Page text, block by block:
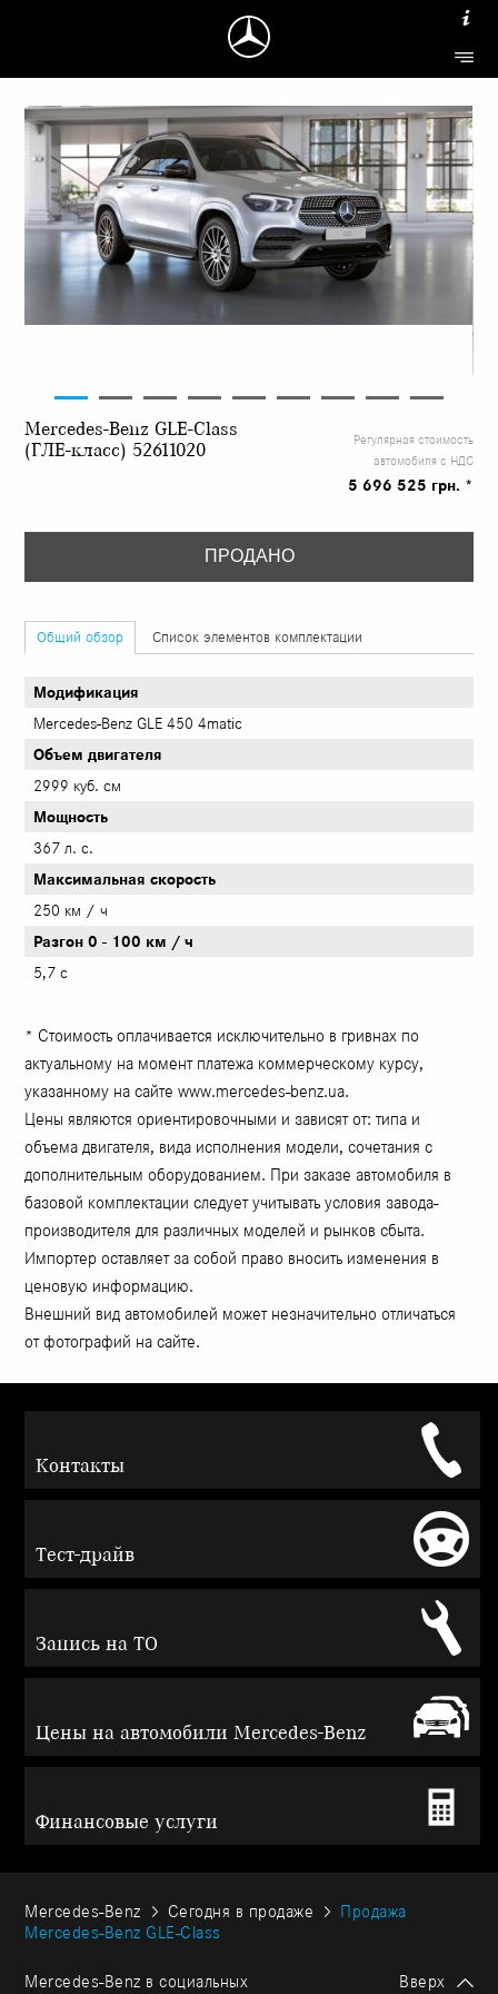
Mercedes-Benz GLE-Class
(ГЛЕ-класс) 52611020
Регулярная стоимость
автомобиля с НДС
5 696 525 грн. *
ПРОДАНО
Общий обзор Список элементов комплектации
Модификация
Mercedes-Benz GLE 450 4matic
Объем двигателя
2999 куб. см
Мощность
367 л. с.
Максимальная скорость
250 км / ч
Разгон 0 - 100 км / ч
5,7 с
* Стоимость оплачивается исключительно в гривнах по
актуальному на момент платежа коммерческому курсу,
указанному на сайте www.mercedes-benz.ua.
Цены являются ориентировочными и зависят от: типа и
объема двигателя, вида исполнения модели, сочетания с
дополнительным оборудованием. При заказе автомобиля в
базовой комплектации следует учитывать условия завода-
производителя для различных моделей и рынков сбыта.
Импортер оставляет за собой право вносить изменения в
ценовую информацию.
Внешний вид автомобилей может незначительно отличаться
от фотографий на сайте.
Контакты
Тест-драйв
Запись на ТО
Цены на автомобили Mercedes-Benz
Финансовые услуги
Mercedes-Benz Сегодня в продаже
Продажа
Mercedes-Benz GLЕ-Class
Mercedes-Benz в социальных
Вверх